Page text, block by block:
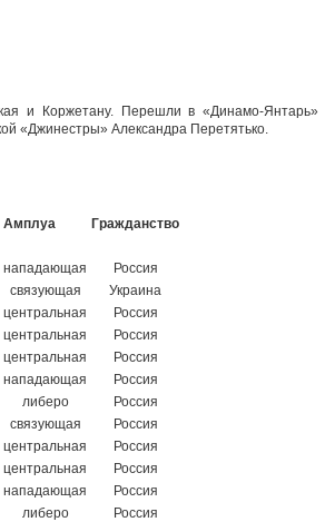
и Коржетану. Перешли в «Динамо-
«Джинестры» Александра Перетятько.
Амплуа Гражданство
нападающая
Россия
связующая
Украина
центральная
Россия
центральная
Россия
центральная
Россия
нападающая
Россия
либеро
Россия
связующая
Россия
центральная
Россия
центральная
Россия
нападающая
Россия
либеро
Россия